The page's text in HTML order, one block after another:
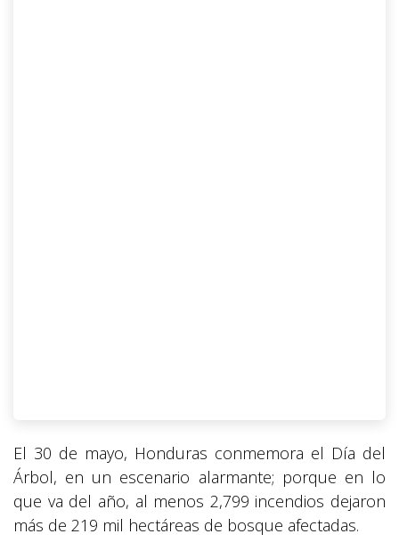
El 30 de mayo, Honduras conmemora el Día del
Árbol, en un escenario alarmante; porque en lo
que va del año, al menos 2,799 incendios dejaron
más de 219 mil hectáreas de bosque afectadas.